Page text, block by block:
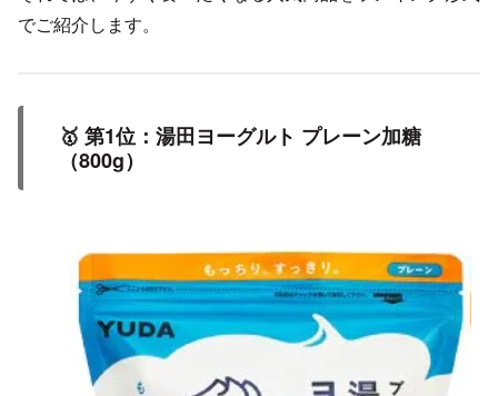
でご紹介します。
🥇 第1位：湯田ヨーグルト プレーン加糖
（800g）